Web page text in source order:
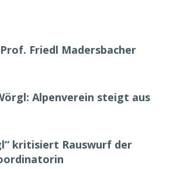
Friedl Madersbacher
Alpenverein steigt aus
kritisiert Rauswurf der